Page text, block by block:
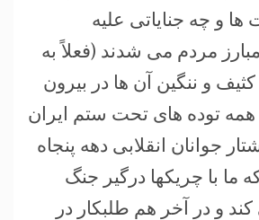
و چه جنایاتی علیه
مردم می شدند (فعلاً به
و ننگین آن ها در بیرون
همه توده های تحت ستم ایران
جوانان انقلابی دهه پنجاه
ما با چریکها درگیر جنگ
و در آخر هم طلبکار در